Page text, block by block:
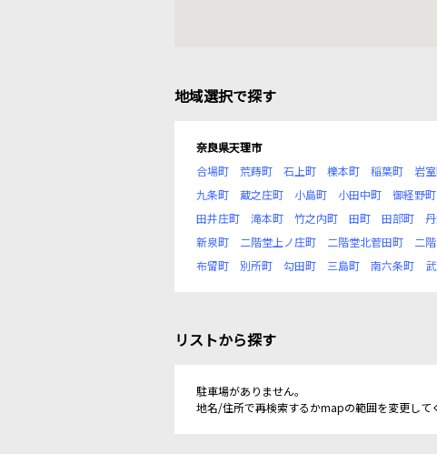
地域選択で探す
奈良県天理市
合場町
荒蒔町 石上町 櫟本町 稲葉町 岩
九条町
蔵之庄町 小島町 小田中町 御経野町
田井庄町
滝本町 竹之内町 田町 田部町
新泉町
二階堂上ノ庄町 二階堂北菅田町 二
布留町
別所町 勾田町 三島町 南六条町
リストから探す
駐車場がありません。
地名/住所で再検索するかmapの範囲を変更して